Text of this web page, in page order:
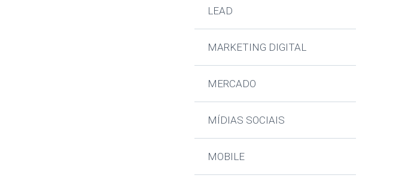
LEAD
MARKETING DIGITAL
MERCADO
MÍDIAS SOCIAIS
MOBILE